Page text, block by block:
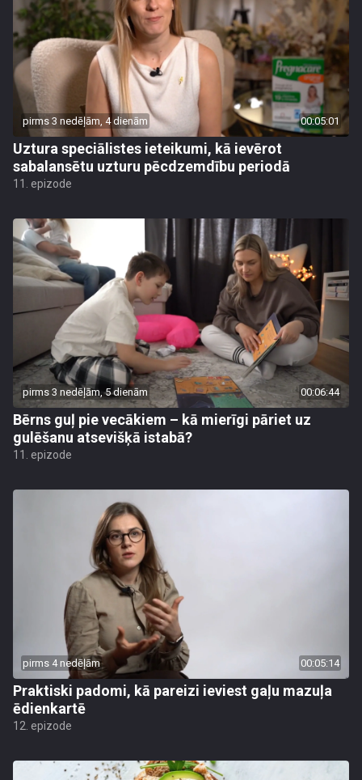
pirms 3 nedēļām, 4 dienām 00:05:01
Uztura speciālistes ieteikumi, kā ievērot
sabalansētu uzturu pēcdzemdību periodā
11. epizode
pirms 3 nedēļām, 5 dienām 00:06:44
Bērns guļ pie vecākiem – kā mierīgi pāriet uz
gulēšanu atsevišķā istabā?
11. epizode
pirms 4 nedēļām 00:05:14
Praktiski padomi, kā pareizi ieviest gaļu mazuļa
ēdienkartē
12. epizode